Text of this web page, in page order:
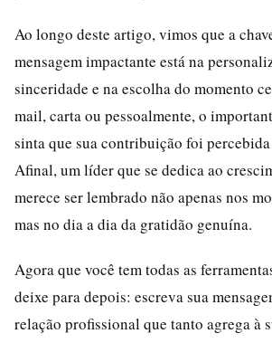
Ao longo deste artigo, vimos que a
mensagem impactante está na
sinceridade e na escolha do momento
mail, carta ou pessoalmente, o
sinta que sua contribuição foi
Afinal, um líder que se dedica ao
merece ser lembrado não apenas nos
mas no dia a dia da gratidão genuína.
Agora que você tem todas as
deixe para depois: escreva sua
relação profissional que tanto agrega à